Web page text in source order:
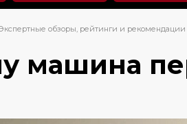
обзоры, рейтинги и рекомендации
машина